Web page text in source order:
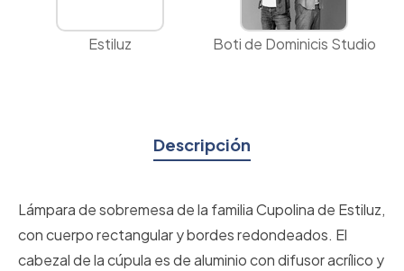
Estiluz Boti de Dominicis Studio
Descripción
Lámpara de sobremesa de la familia Cupolina de Estiluz,
con cuerpo rectangular y bordes redondeados. El
cabezal de la cúpula es de aluminio con difusor acrílico y